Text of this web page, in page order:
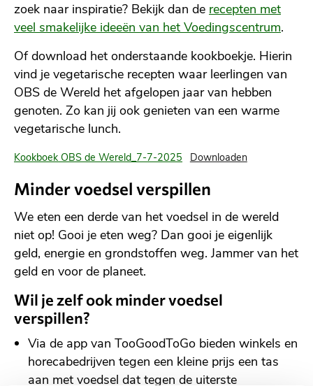
zoek naar inspiratie? Bekijk dan de recepten met
veel smakelijke ideeën van het Voedingscentrum.
Of download het onderstaande kookboekje. Hierin
vind je vegetarische recepten waar leerlingen van
OBS de Wereld het afgelopen jaar van hebben
genoten. Zo kan jij ook genieten van een warme
vegetarische lunch.
Kookboek OBS de Wereld_7-7-2025 Downloaden
Minder voedsel verspillen
We eten een derde van het voedsel in de wereld
niet op! Gooi je eten weg? Dan gooi je eigenlijk
geld, energie en grondstoffen weg. Jammer van het
geld en voor de planeet.
Wil je zelf ook minder voedsel
verspillen?
Via de app van TooGoodToGo bieden winkels en
horecabedrijven tegen een kleine prijs een tas
aan met voedsel dat tegen de uiterste